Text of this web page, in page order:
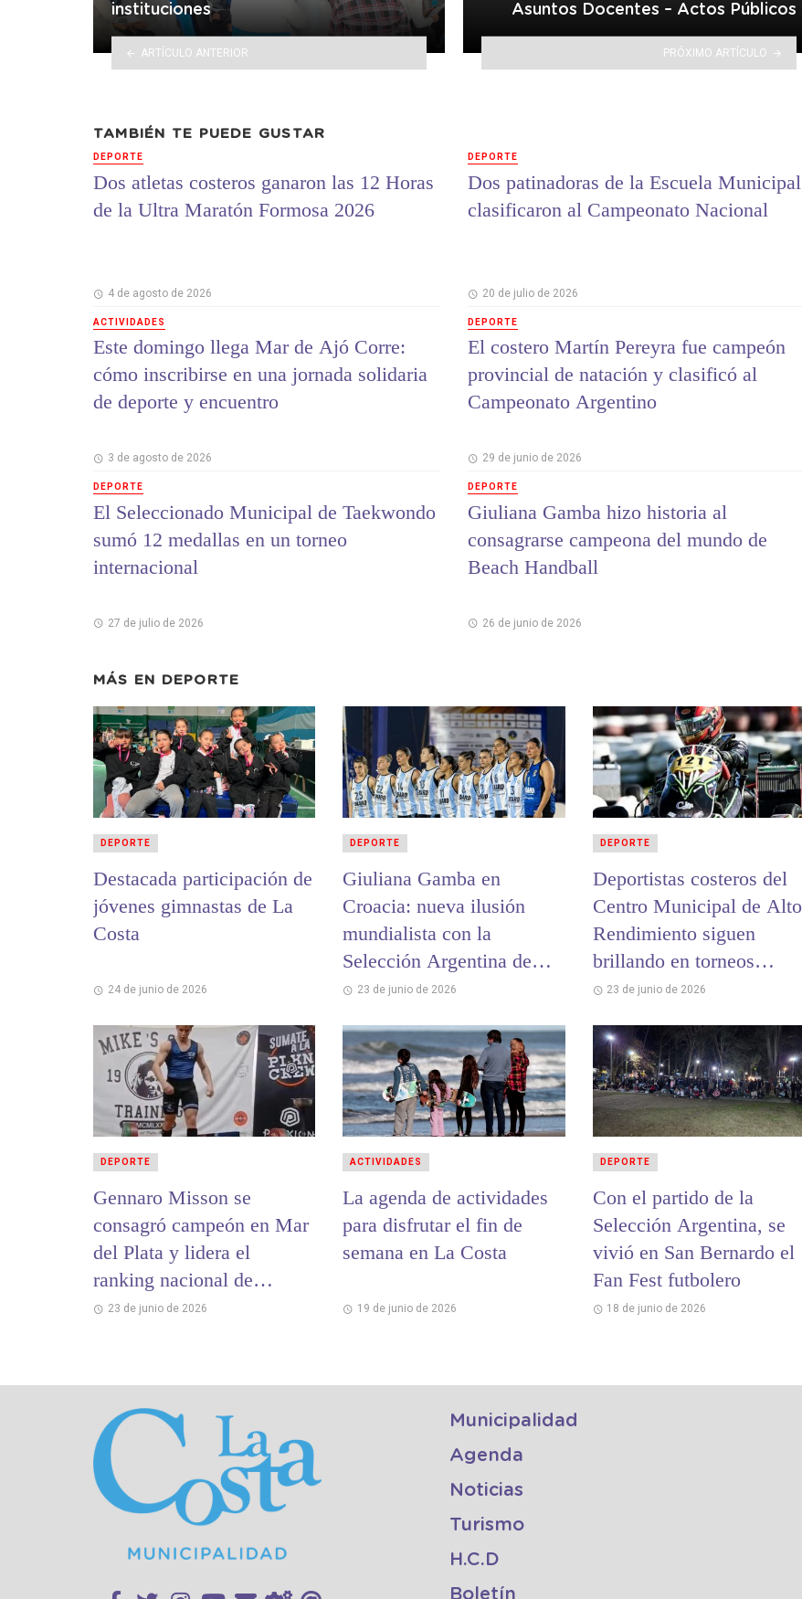
instituciones
ARTÍCULO ANTERIOR
Asuntos Docentes – Actos Públicos
PRÓXIMO ARTÍCULO
TAMBIÉN TE PUEDE GUSTAR
DEPORTE
Dos atletas costeros ganaron las 12 Horas
de la Ultra Maratón Formosa 2026
4 de agosto de 2026
ACTIVIDADES
Este domingo llega Mar de Ajó Corre:
cómo inscribirse en una jornada solidaria
de deporte y encuentro
3 de agosto de 2026
DEPORTE
El Seleccionado Municipal de Taekwondo
sumó 12 medallas en un torneo
internacional
27 de julio de 2026
DEPORTE
Dos patinadoras de la Escuela Municipal
clasificaron al Campeonato Nacional
20 de julio de 2026
DEPORTE
El costero Martín Pereyra fue campeón
provincial de natación y clasificó al
Campeonato Argentino
29 de junio de 2026
DEPORTE
Giuliana Gamba hizo historia al
consagrarse campeona del mundo de
Beach Handball
26 de junio de 2026
MÁS EN DEPORTE
Destacada participación de
jóvenes gimnastas de La
Costa
24 de junio de 2026
DEPORTE
Giuliana Gamba en
Croacia: nueva ilusión
mundialista con la
Selección Argentina de
Beach Handball
23 de junio de 2026
DEPORTE
Deportistas costeros del
Centro Municipal de Alto
Rendimiento siguen
brillando en torneos
nacionales e
23 de junio de 2026
DEPORTE
Gennaro Misson se
consagró campeón en Mar
del Plata y lidera el
ranking nacional de
Levantamiento Olímpico
23 de junio de 2026
DEPORTE
La agenda de actividades
para disfrutar el fin de
semana en La Costa
19 de junio de 2026
ACTIVIDADES
Con el partido de la
Selección Argentina, se
vivió en San Bernardo el
Fan Fest futbolero
18 de junio de 2026
DEPORTE
Municipalidad
Agenda
Noticias
Turismo
H.C.D
Boletín